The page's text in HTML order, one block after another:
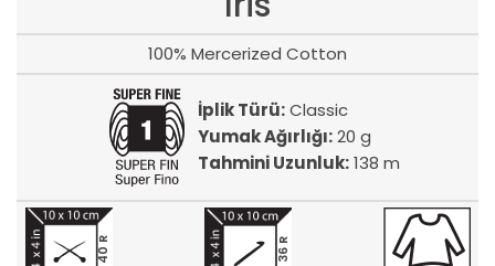
100% Mercerized Cotton
İplik Türü:Classic
Yumak Ağırlığı:20 g
Tahmini Uzunluk:138 m
40 R 36 R